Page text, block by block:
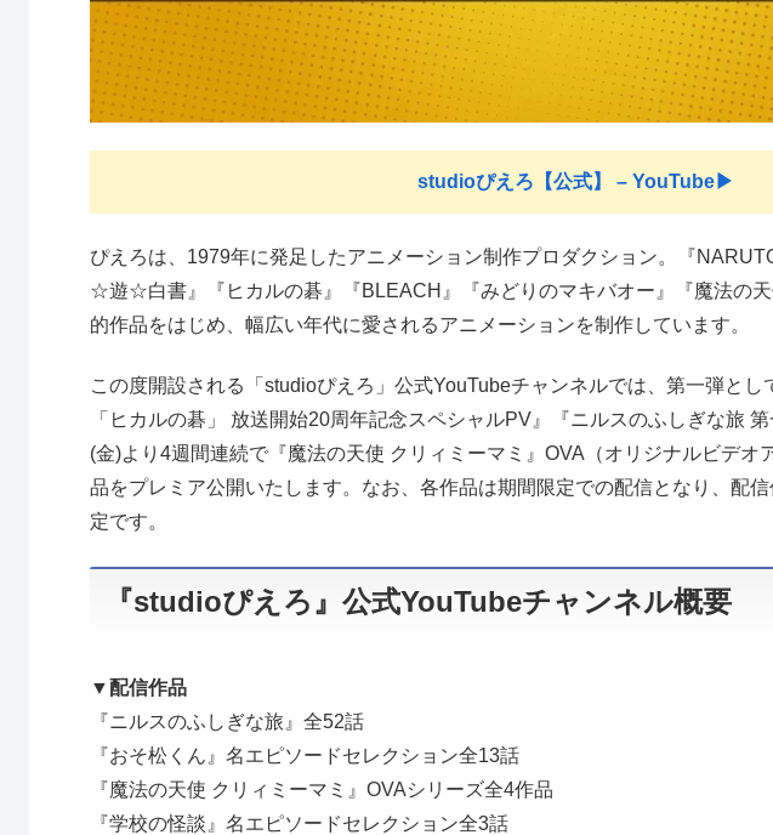
studioぴえろ【公式】 – YouTube▶︎
ぴえろは、1979年に発足したアニメーション制作プロダクション。『
☆遊☆白書』『ヒカルの碁』『BLEACH』『みどりのマキバオー』『魔法の
的作品をはじめ、幅広い年代に愛されるアニメーションを制作しています。
この度開設される「studioぴえろ」公式YouTubeチャンネルでは、第一弾とし
「ヒカルの碁」 放送開始20周年記念スペシャルPV』『ニルスのふしぎな旅
(金)より4週間連続で『魔法の天使 クリィミーマミ』OVA（オリジナルビデオ
品をプレミア公開いたします。なお、各作品は期間限定での配信となり、配
定です。
『studioぴえろ』公式YouTubeチャンネル概要
▼配信作品
『ニルスのふしぎな旅』全52話
『おそ松くん』名エピソードセレクション全13話
『魔法の天使 クリィミーマミ』OVAシリーズ全4作品
『学校の怪談』名エピソードセレクション全3話